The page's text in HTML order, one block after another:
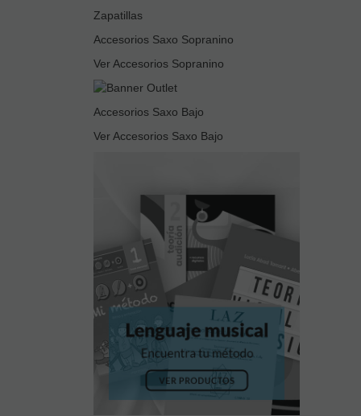
Zapatillas
Accesorios Saxo Sopranino
Ver Accesorios Sopranino
Accesorios Saxo Bajo
Ver Accesorios Saxo Bajo